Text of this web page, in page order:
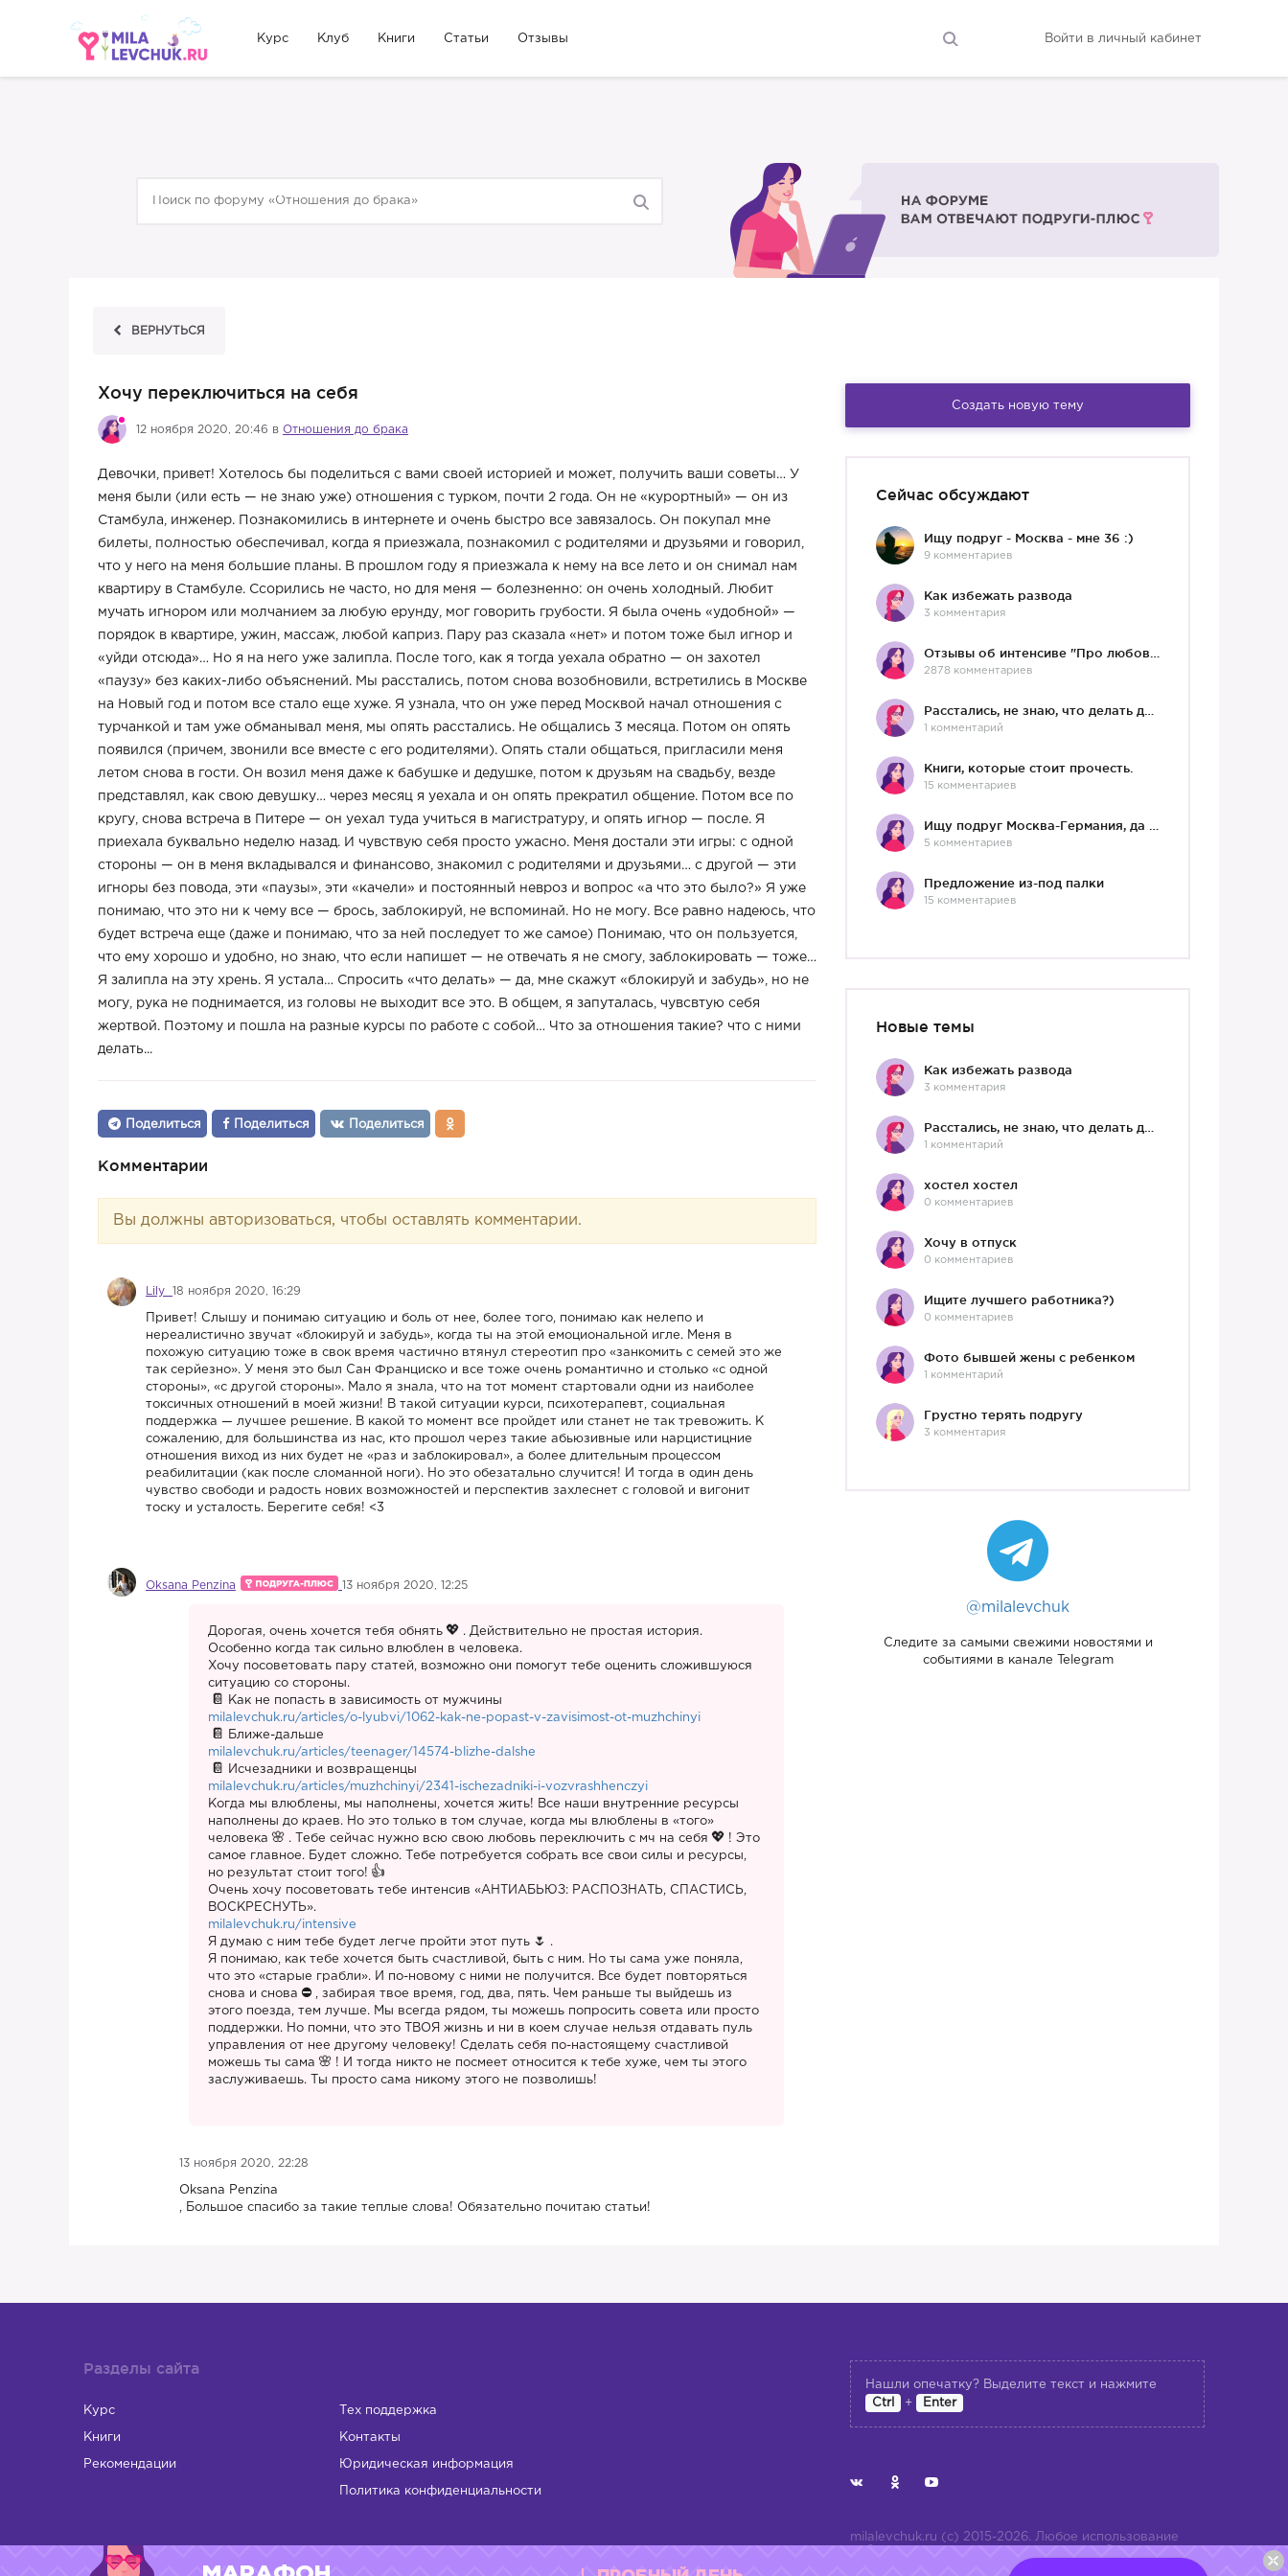
Курс Клуб Книги Статьи Отзывы Войти в личный кабинет
ВЕРНУТЬСЯ
Хочу переключиться на себя
12 ноября 2020, 20:46 в Отношения до брака
Девочки, привет! Хотелось бы поделиться с вами своей историей и может, получить ваши советы… У
меня были (или есть — не знаю уже) отношения с турком, почти 2 года. Он не «курортный» — он из
Стамбула, инженер. Познакомились в интернете и очень быстро все завязалось. Он покупал мне
билеты, полностью обеспечивал, когда я приезжала, познакомил с родителями и друзьями и говорил,
что у него на меня большие планы. В прошлом году я приезжала к нему на все лето и он снимал нам
квартиру в Стамбуле. Ссорились не часто, но для меня — болезненно: он очень холодный. Любит
мучать игнором или молчанием за любую ерунду, мог говорить грубости. Я была очень «удобной» —
порядок в квартире, ужин, массаж, любой каприз. Пару раз сказала «нет» и потом тоже был игнор и
«уйди отсюда»… Но я на него уже залипла. После того, как я тогда уехала обратно — он захотел
«паузу» без каких-либо объяснений. Мы расстались, потом снова возобновили, встретились в Москве
на Новый год и потом все стало еще хуже. Я узнала, что он уже перед Москвой начал отношения с
турчанкой и там уже обманывал меня, мы опять расстались. Не общались 3 месяца. Потом он опять
появился (причем, звонили все вместе с его родителями). Опять стали общаться, пригласили меня
летом снова в гости. Он возил меня даже к бабушке и дедушке, потом к друзьям на свадьбу, везде
представлял, как свою девушку… через месяц я уехала и он опять прекратил общение. Потом все по
кругу, снова встреча в Питере — он уехал туда учиться в магистратуру, и опять игнор — после. Я
приехала буквально неделю назад. И чувствую себя просто ужасно. Меня достали эти игры: с одной
стороны — он в меня вкладывался и финансово, знакомил с родителями и друзьями… с другой — эти
игноры без повода, эти «паузы», эти «качели» и постоянный невроз и вопрос «а что это было?» Я уже
понимаю, что это ни к чему все — брось, заблокируй, не вспоминай. Но не могу. Все равно надеюсь, что
будет встреча еще (даже и понимаю, что за ней последует то же самое) Понимаю, что он пользуется,
что ему хорошо и удобно, но знаю, что если напишет — не отвечать я не смогу, заблокировать — тоже…
Я залипла на эту хрень. Я устала… Спросить «что делать» — да, мне скажут «блокируй и забудь», но не
могу, рука не поднимается, из головы не выходит все это. В общем, я запуталась, чувсвтую себя
жертвой. Поэтому и пошла на разные курсы по работе с собой… Что за отношения такие? что с ними
делать...
Поделиться Поделиться Поделиться
Комментарии
Вы должны авторизоваться, чтобы оставлять комментарии.
Lily 18 ноября 2020, 16:29
Привет! Слышу и понимаю ситуацию и боль от нее, более того, понимаю как нелепо и
нереалистично звучат «блокируй и забудь», когда ты на этой емоциональной игле. Меня в
похожую ситуацию тоже в свок время частично втянул стереотип про «занкомить с семей это же
так серйезно». У меня это был Сан Франциско и все тоже очень романтично и столько «с одной
стороны», «с другой стороны». Мало я знала, что на тот момент стартовали одни из наиболее
токсичных отношений в моей жизни! В такой ситуации курси, психотерапевт, социальная
поддержка — лучшее решение. В какой то момент все пройдет или станет не так тревожить. К
сожалению, для большинства из нас, кто прошол через такие абьюзивные или нарцистицние
отношения виход из них будет не «раз и заблокировал», а более длительным процессом
реабилитации (как после сломанной ноги). Но это обезатально случится! И тогда в один день
чувство свободи и радость нових возможностей и перспектив захлеснет с головой и вигонит
тоску и усталость. Берегите себя! <3
Oksana Penzina 13 ноября 2020, 12:25
Дорогая, очень хочется тебя обнять
. Действительно не простая история.
Особенно когда так сильно влюблен в человека.
Хочу посоветовать пару статей, возможно они помогут тебе оценить сложившуюся
ситуацию со стороны.
Как не попасть в зависимость от мужчины
milalevchuk.ru/articles/o-lyubvi/1062-kak-ne-popast-v-zavisimost-ot-muzhchinyi
Ближе-дальше
milalevchuk.ru/articles/teenager/14574-blizhe-dalshe
Исчезадники и возвращенцы
milalevchuk.ru/articles/muzhchinyi/2341-ischezadniki-i-vozvrashhenczyi
Когда мы влюблены, мы наполнены, хочется жить! Все наши внутренние ресурсы
наполнены до краев. Но это только в том случае, когда мы влюблены в «того»
человека
. Тебе сейчас нужно всю свою любовь переключить с мч на себя
! Это
самое главное. Будет сложно. Тебе потребуется собрать все свои силы и ресурсы,
но результат стоит того!
Очень хочу посоветовать тебе интенсив «АНТИАБЬЮЗ: РАСПОЗНАТЬ, СПАСТИСЬ,
ВОСКРЕСНУТЬ».
milalevchuk.ru/intensive
Я думаю с ним тебе будет легче пройти этот путь
.
Я понимаю, как тебе хочется быть счастливой, быть с ним. Но ты сама уже поняла,
что это «старые грабли». И по-новому с ними не получится. Все будет повторяться
снова и снова
, забирая твое время, год, два, пять. Чем раньше ты выйдешь из
этого поезда, тем лучше. Мы всегда рядом, ты можешь попросить совета или просто
поддержки. Но помни, что это ТВОЯ жизнь и ни в коем случае нельзя отдавать пуль
управления от нее другому человеку! Сделать себя по-настоящему счастливой
можешь ты сама
! И тогда никто не посмеет относится к тебе хуже, чем ты этого
заслуживаешь. Ты просто сама никому этого не позволишь!
13 ноября 2020, 22:28
Oksana Penzina
, Большое спасибо за такие теплые слова! Обязательно почитаю статьи!
Создать новую тему
Сейчас обсуждают
Ищу подруг - Москва - мне 36 :)
9 комментариев
Как избежать развода
3 комментария
2878 комментариев
1 комментарий
Книги, которые стоит прочесть.
15 комментариев
5 комментариев
Предложение из-под палки
15 комментариев
Новые темы
Как избежать развода
3 комментария
1 комментарий
хостел хостел
0 комментариев
Хочу в отпуск
0 комментариев
Ищите лучшего работника?)
0 комментариев
Фото бывшей жены с ребенком
1 комментарий
Грустно терять подругу
3 комментария
@milalevchuk
Следите за самыми свежими новостями и
событиями в канале Telegram
Разделы сайта
Курс
Книги
Рекомендации
Тех поддержка
Контакты
Юридическая информация
Политика конфиденциальности
Нашли опечатку? Выделите текст и нажмите
Ctrl
+ Enter
milalevchuk.ru (с) 2015-2026. Любое использование
материалов сайта, элементов дизайна и оформления